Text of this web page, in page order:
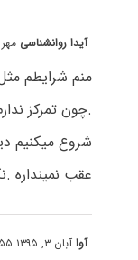
آیدا روانشناسی مهر ۲۲, ۱۳۹۵ at ۵:۵۵ ب٫ظ
منم شرایطم
.چون تمرکز
شروع میکنیم
عقب نمینداره
آواآبان ۳, ۱۳۹۵ at ۱۱:۵۵ ب٫ظ